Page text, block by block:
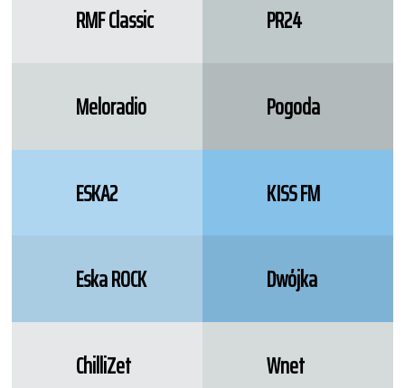
RMF Classic PR24
Meloradio Pogoda
ESKA2 KISS FM
Eska ROCK Dwójka
ChilliZet Wnet